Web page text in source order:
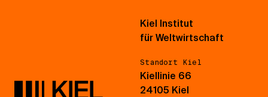
Kiel Institut
für Weltwirtschaft
Standort Kiel
Kiellinie 66
24105 Kiel